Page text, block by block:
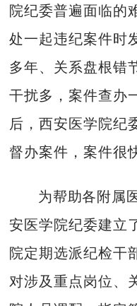
院纪委普遍面临的
处一起违纪案件时
多年、关系盘根错
干扰多，案件查办
后，西安医学院纪
督办案件，案件很
为帮助各附属
安医学院纪委建立
院定期选派纪检干
对涉及重点岗位、